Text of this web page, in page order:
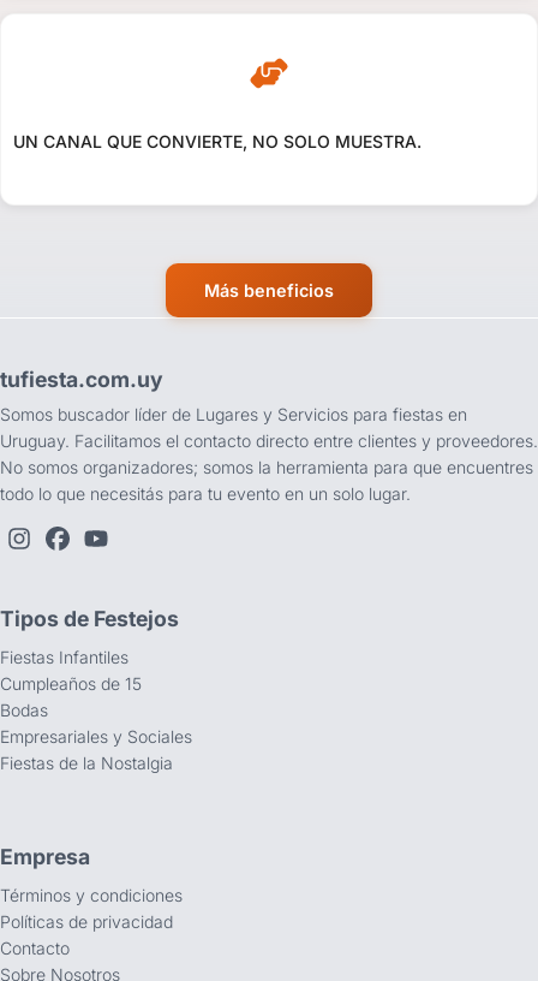
UN CANAL QUE CONVIERTE, NO SOLO MUESTRA.
Más beneficios
tufiesta.com.uy
Somos buscador líder de Lugares y Servicios para fiestas en
Uruguay. Facilitamos el contacto directo entre clientes y proveedores.
No somos organizadores; somos la herramienta para que encuentres
todo lo que necesitás para tu evento en un solo lugar.
Tipos de Festejos
Fiestas Infantiles
Cumpleaños de 15
Bodas
Empresariales y Sociales
Fiestas de la Nostalgia
Empresa
Términos y condiciones
Políticas de privacidad
Contacto
Sobre Nosotros